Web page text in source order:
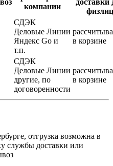
компании
доставки
физлиц
СДЭК
Деловые Линии
Яндекс Go и
т.п.
в корзине
СДЭК
Деловые Линии
другие, по
договоренности
в корзине
отгрузка возможна в
службы доставки или